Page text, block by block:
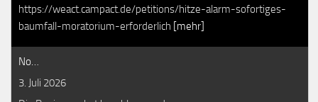
https://weact.campact.de/petitions/hitze-alarm-sofortiges-
baumfall-moratorium-erforderlich [mehr]
No…
3. Juli 2026